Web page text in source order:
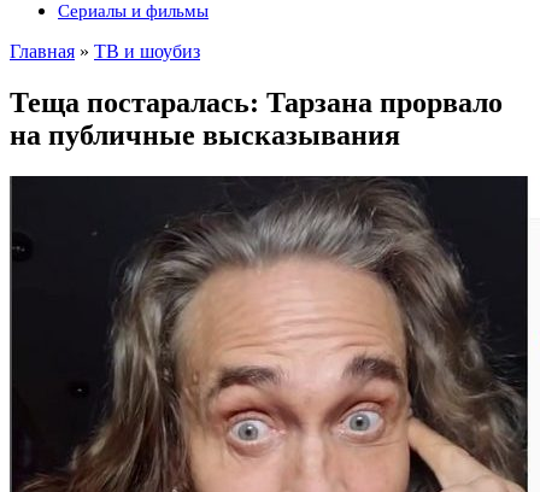
Сериалы и фильмы
Главная » ТВ и шоубиз
Теща постаралась: Тарзана прорвало
на публичные высказывания